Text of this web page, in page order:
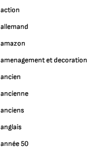
action
allemand
amazon
amenagement et decoration
ancien
ancienne
anciens
anglais
année 50